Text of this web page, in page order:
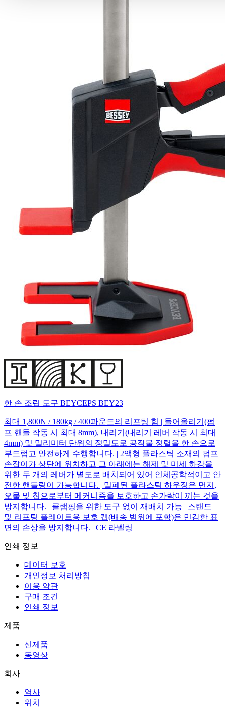
한 손 조립 도구 BEYCEPS BEY23
최대 1,800N / 180kg / 400파운드의 리프팅 힘 | 들어올리기(펌
프 핸들 작동 시 최대 8mm), 내리기(내리기 레버 작동 시 최대
4mm) 및 밀리미터 단위의 정밀도로 공작물 정렬을 한 손으로
부드럽고 안전하게 수행합니다. | 2액형 플라스틱 소재의 펌프
손잡이가 상단에 위치하고 그 아래에는 해제 및 미세 하강을
위한 두 개의 레버가 별도로 배치되어 있어 인체공학적이고 안
전한 핸들링이 가능합니다. | 밀폐된 플라스틱 하우징은 먼지,
오물 및 칩으로부터 메커니즘을 보호하고 손가락이 끼는 것을
방지합니다. | 클램핑을 위한 도구 없이 재배치 가능 | 스탠드
및 리프팅 플레이트용 보호 캡(배송 범위에 포함)은 민감한 표
면의 손상을 방지합니다. | CE 라벨링
인쇄 정보
데이터 보호
개인정보 처리방침
이용 약관
구매 조건
인쇄 정보
제품
신제품
동영상
회사
역사
위치